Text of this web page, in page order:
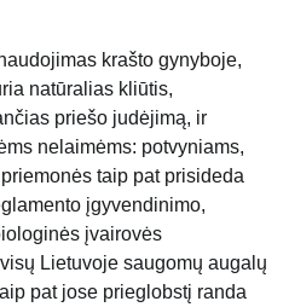
krašto gynyboje,
natūralias kliūtis,
priešo judėjimą, ir
nelaimėms: potvyniams,
taip pat prisideda
įgyvendinimo,
įvairovės
Lietuvoje saugomų augalų
pat jose prieglobstį randa